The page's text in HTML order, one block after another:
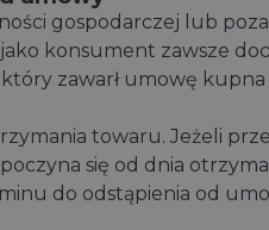
gospodarczej lub
konsument zawsze
zawarł umowę kupna
towaru. Jeżeli
się od dnia
do odstąpienia od